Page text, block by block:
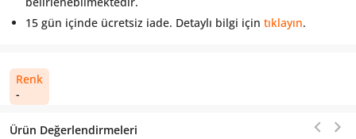
15 gün içinde ücretsiz iade. Detaylı bilgi için tıklayın.
Renk
-
Ürün Değerlendirmeleri